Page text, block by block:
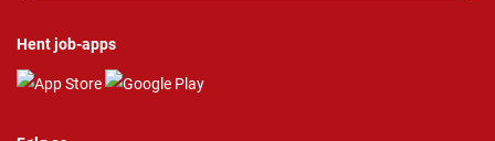
Hent job-apps